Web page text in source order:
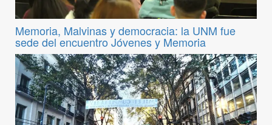
Memoria, Malvinas y democracia: la UNM fue
sede del encuentro Jóvenes y Memoria